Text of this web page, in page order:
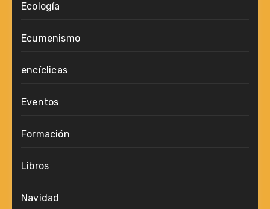
Ecología
Ecumenismo
encíclicas
Eventos
Formación
Libros
Navidad